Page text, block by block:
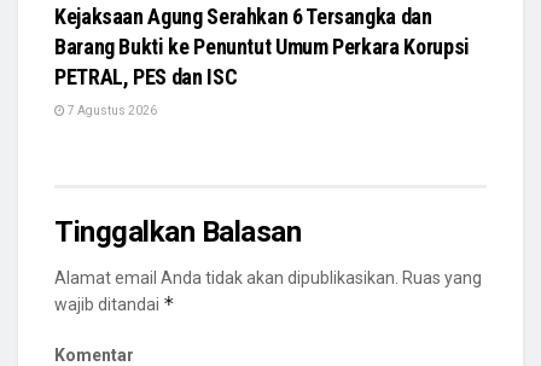
Kejaksaan Agung Serahkan 6 Tersangka dan
Barang Bukti ke Penuntut Umum Perkara Korupsi
PETRAL, PES dan ISC
7 Agustus 2026
Tinggalkan Balasan
Alamat email Anda tidak akan dipublikasikan. Ruas yang
wajib ditandai *
Komentar